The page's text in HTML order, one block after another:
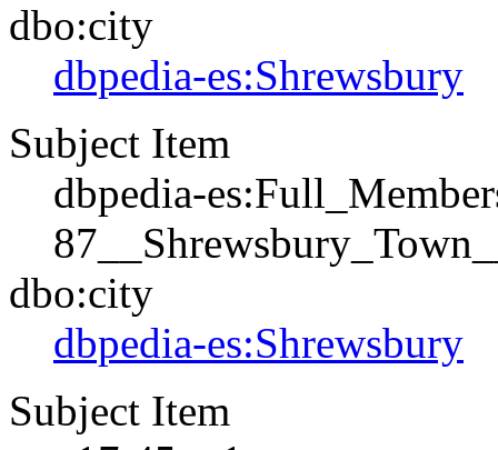
dbo:city
dbpedia-es:Shrewsbury
Subject Item
dbpedia-
dbo:city
dbpedia-es:Shrewsbury
Subject Item